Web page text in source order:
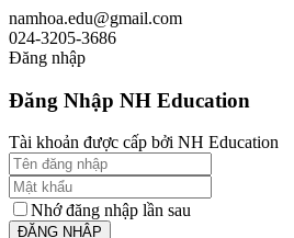
namhoa.edu@gmail.com
024-3205-3686
Đăng nhập
Đăng Nhập NH Education
Tài khoản được cấp bởi NH Education
Nhớ đăng nhập lần sau